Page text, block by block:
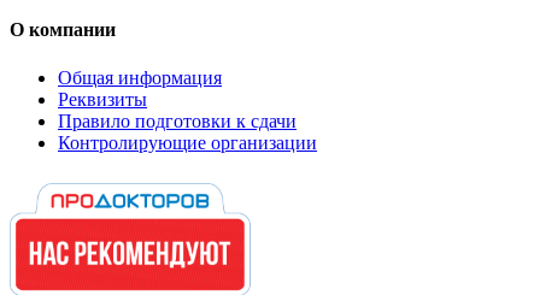
О компании
Общая информация
Реквизиты
Правило подготовки к сдачи
Контролирующие организации